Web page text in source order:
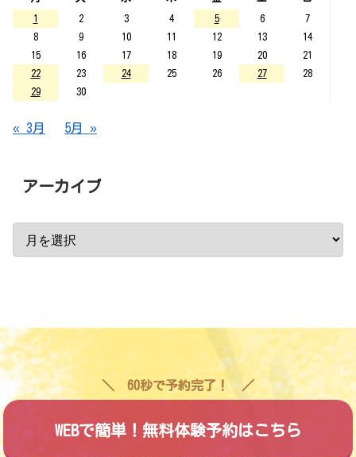
1
2 3 4 5 6
7
8
9 10 11 12 13
14
15
16 17 18 19 20
21
22
23 24 25 26 27
28
29
30
« 3月 5月 »
アーカイブ
60秒で予約完了！
WEBで簡単！無料体験予約はこちら